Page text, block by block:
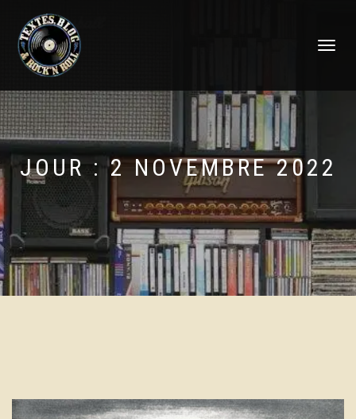
DÉPLIER
JOUR :2 NOVEMBRE 2022